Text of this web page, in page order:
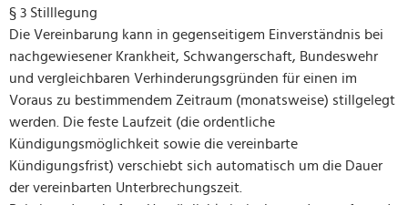
§ 3 Stilllegung
Die Vereinbarung kann in gegenseitigem Einverständnis bei
nachgewiesener Krankheit, Schwangerschaft, Bundeswehr
und vergleichbaren Verhinderungsgründen für einen im
Voraus zu bestimmendem Zeitraum (monatsweise) stillgelegt
werden. Die feste Laufzeit (die ordentliche
Kündigungsmöglichkeit sowie die vereinbarte
Kündigungsfrist) verschiebt sich automatisch um die Dauer
der vereinbarten Unterbrechungszeit.